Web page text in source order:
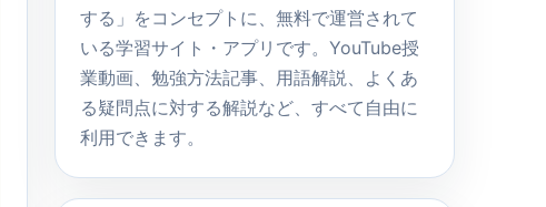
する」をコンセプトに、無料で運営されて
いる学習サイト・アプリです。YouTube授
業動画、勉強方法記事、用語解説、よくあ
る疑問点に対する解説など、すべて自由に
利用できます。